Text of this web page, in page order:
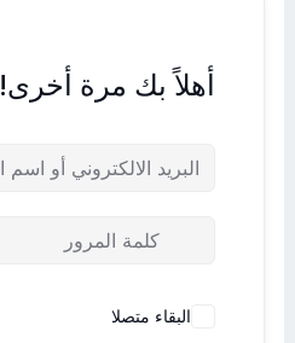
أهلاً بك مرة أخرى!
البقاء متصلا